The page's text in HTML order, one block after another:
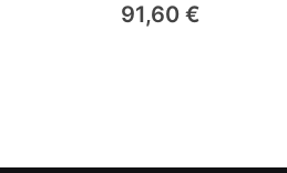
91,60 €